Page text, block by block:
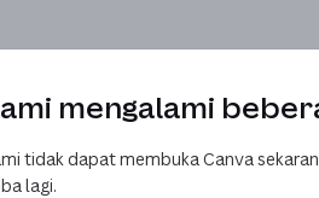
mengalami
tidak dapat membuka Canva
lagi.